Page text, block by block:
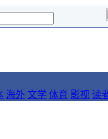
海外 文学 体育 影视 读